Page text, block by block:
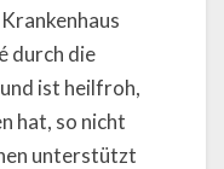
durch die
ist heilfroh,
hat, so nicht
unterstützt